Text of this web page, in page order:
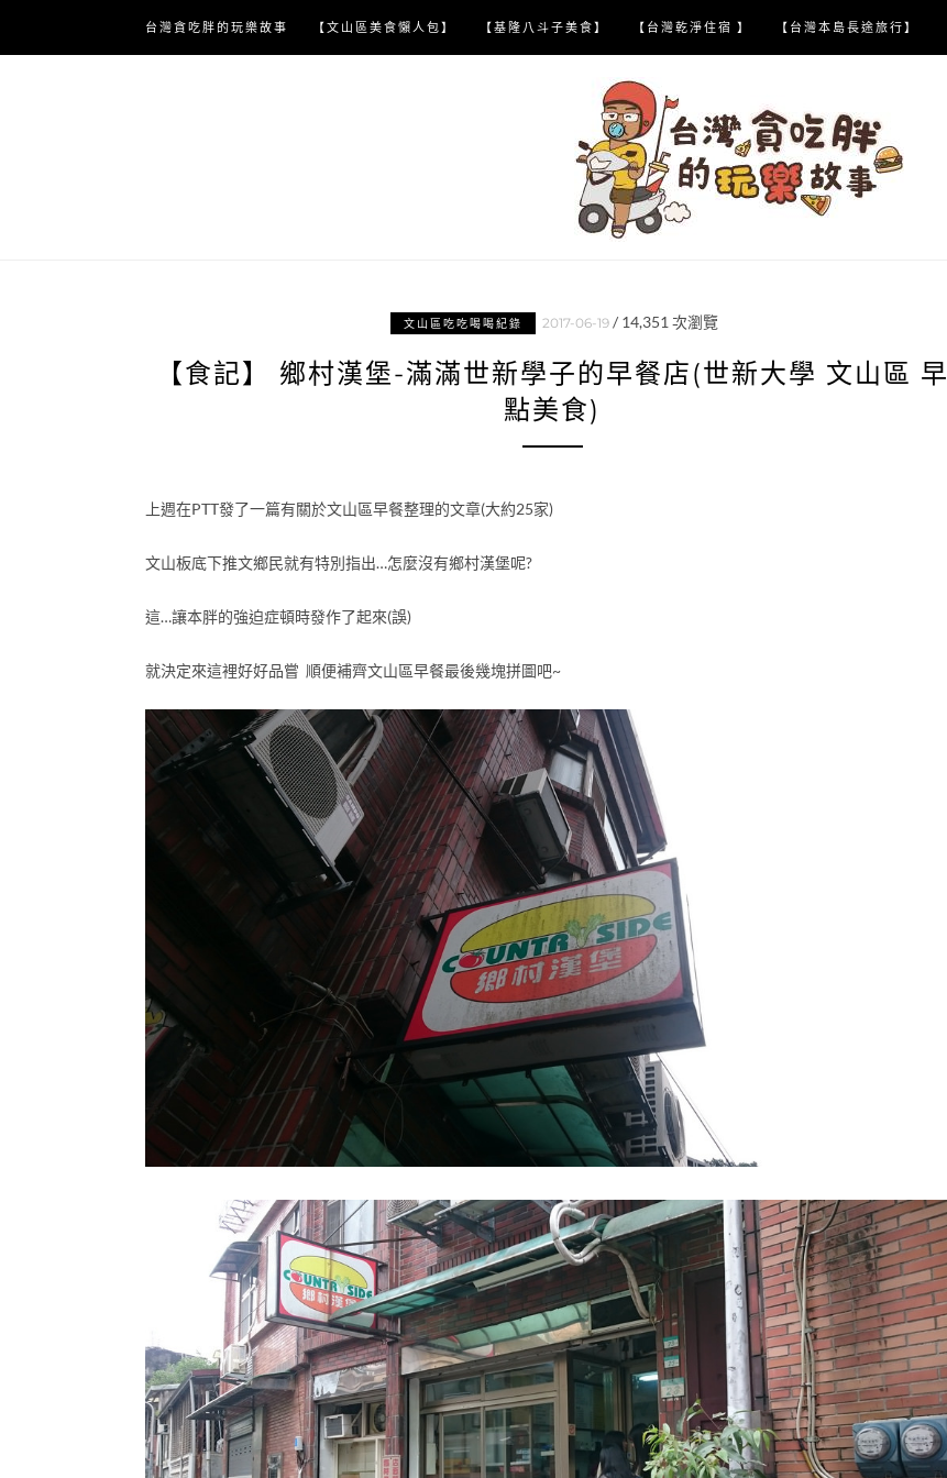
content
台灣貪吃胖的玩樂故事 【文山區美食懶人包】 【基隆八斗子美食】 【台灣乾淨住宿 】 【台灣本島長途旅行】
文山區吃吃喝喝紀錄 2017-06-19 / 14,351 次瀏覽
【食記】 鄉村漢堡-滿滿世新學子的早餐店(世新大學 文山區 早
點美食)
上週在PTT發了一篇有關於文山區早餐整理的文章(大約25家)
文山板底下推文鄉民就有特別指出…怎麼沒有鄉村漢堡呢?
這…讓本胖的強迫症頓時發作了起來(誤)
就決定來這裡好好品嘗 順便補齊文山區早餐最後幾塊拼圖吧~